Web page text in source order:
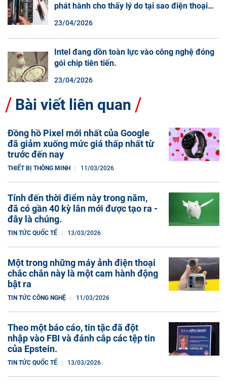
phát hành cho thấy lý do tại sao điện thoại
23/04/2026
Intel đang dồn toàn lực vào công nghệ đóng
gói chip tiên tiến.
23/04/2026
Bài viết liên quan
Đồng hồ Pixel mới nhất của Google
đã giảm xuống mức giá thấp nhất từ
trước đến nay
THIẾT BỊ THÔNG MINH 11/03/2026
Tính đến thời điểm này trong năm,
đã có gần 40 kỳ lân mới được tạo ra -
đây là chúng.
TIN TỨC QUỐC TẾ 13/03/2026
Một trong những máy ảnh điện thoại
chắc chắn này là một cam hành động
bật ra
TIN TỨC CÔNG NGHỆ 11/03/2026
Theo một báo cáo, tin tặc đã đột
nhập vào FBI và đánh cắp các tệp tin
của Epstein.
TIN TỨC QUỐC TẾ 13/03/2026